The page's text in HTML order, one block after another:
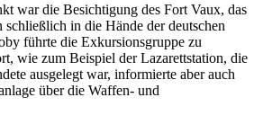
war die Besichtigung des Fort Vaux, das
schließlich in die Hände der deutschen
führte die Exkursionsgruppe zu
wie zum Beispiel der Lazarettstation, die
ausgelegt war, informierte aber auch
über die Waffen- und